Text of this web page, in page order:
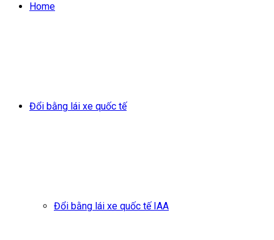
Home
Đổi bằng lái xe quốc tế
Đổi bằng lái xe quốc tế IAA